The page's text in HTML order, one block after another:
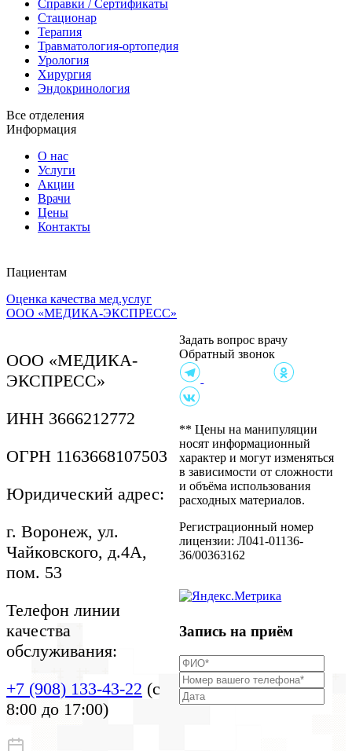
Справки / Сертификаты
Стационар
Терапия
Травматология-ортопедия
Урология
Хирургия
Эндокринология
Все отделения
Информация
О нас
Услуги
Акции
Врачи
Цены
Контакты
Пациентам
Клиника на ул.
Чайковского, 4А
персональных данных
Политика в отношении
обработки персональных
Согласие пациента на
осмотр
распорядка
Приказы на проведение
Информация для
пациентов
Оценка качества мед.услуг
ООО «МЕДИКА-ЭКСПРЕСС»
ООО «МЕДИКА-
ЭКСПРЕСС»
ИНН 3666212772
ОГРН 1163668107503
Юридический адрес:
г. Воронеж, ул.
Чайковского, д.4А,
пом. 53
Телефон линии
качества
обслуживания:
+7 (908) 133-43-22 (с
8:00 до 17:00)
Задать вопрос врачу
Обратный звонок
** Цены на манипуляции
носят информационный
характер и могут изменяться
в зависимости от сложности
и объёма использования
расходных материалов.
Регистрационный номер
лицензии: Л041-01136-
36/00363162
Запись на приём